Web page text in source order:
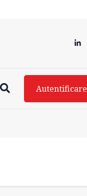
Autentificare